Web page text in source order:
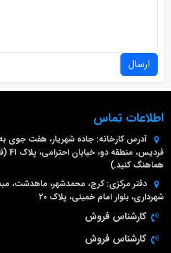
ارسال
اطلاعات تماس
آدرس کارخانه: جاده شهریار، هفت جوی
هماهنگ کنید.)
دفتر مرکزی: کرج، محمدشهر، ماهدشت،
شهرداری، بلوار امام خمینی، پلاک ۲۰
کارشناس فروش
کارشناس فروش